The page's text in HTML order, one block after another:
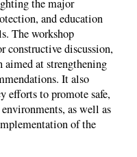
the major
and education
The workshop
constructive discussion,
aimed at strengthening
It also
efforts to promote safe,
as well as
of the